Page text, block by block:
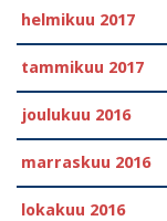
helmikuu 2017
tammikuu 2017
joulukuu 2016
marraskuu 2016
lokakuu 2016